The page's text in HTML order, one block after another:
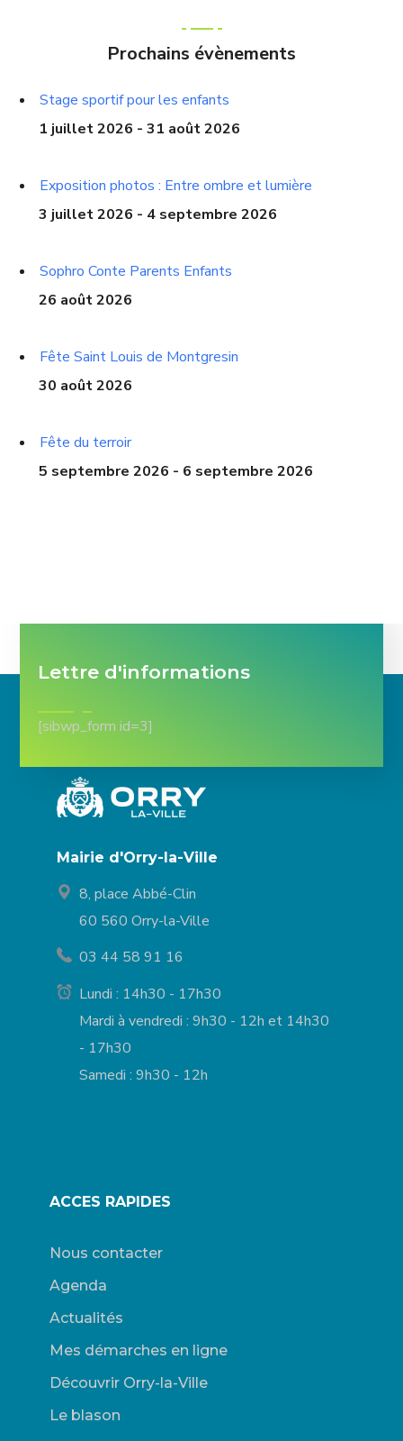
Prochains évènements
Stage sportif pour les enfants
1 juillet 2026 - 31 août 2026
Exposition photos : Entre ombre et lumière
3 juillet 2026 - 4 septembre 2026
Sophro Conte Parents Enfants
26 août 2026
Fête Saint Louis de Montgresin
30 août 2026
Fête du terroir
5 septembre 2026 - 6 septembre 2026
Lettre d'informations
[sibwp_form id=3]
Mairie d'Orry-la-Ville
8, place Abbé-Clin
60 560 Orry-la-Ville
03 44 58 91 16
Lundi : 14h30 - 17h30
Mardi à vendredi : 9h30 - 12h et 14h30
- 17h30
Samedi : 9h30 - 12h
ACCES RAPIDES
Nous contacter
Agenda
Actualités
Mes démarches en ligne
Découvrir Orry-la-Ville
Le blason